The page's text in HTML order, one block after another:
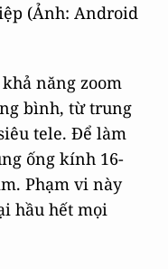
(Ảnh: Android
năng zoom
bình, từ trung
tele. Để làm
ống kính 16-
Phạm vi này
hầu hết mọi